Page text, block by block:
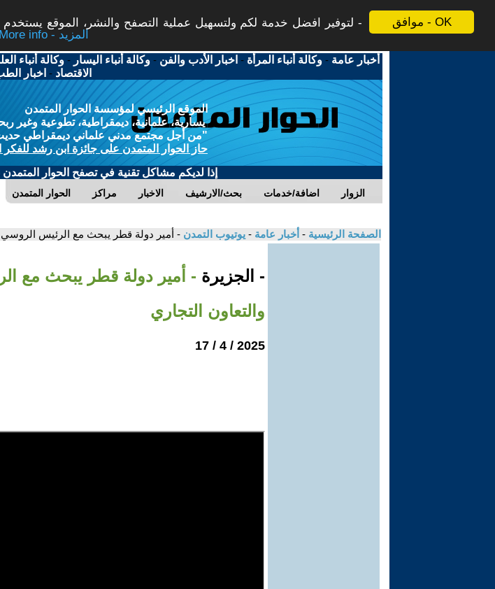
موافق - OK
لتوفير افضل خدمة لكم ولتسهيل عملية التصفح والنشر، الموقع
More info - المزيد
أخبار عامة -وكالة أنباء المرأة - اخبار الأدب والفن -وكالة أنباء اليسار -وكالة أنباء
الاقتصاد - اخبار
الموقع الرئيسي لمؤسسة الحوار المتمدن
يسارية، علمانية، ديمقراطية، تطوعية وغير
"من أجل مجتمع مدني علماني ديمقراطي حديث
حاز الحوار المتمدن على جائزة ابن رشد للفكر
إذا لديكم مشاكل تقنية في تصفح الحوار المتمدن
الحوار المتمدن مراكز الاخبار بحث/الارشيف اضافة/خدمات الزوار
الصفحة الرئيسية - أخبار عامة - يوتيوب التمدن - أمير دولة قطر يبحث مع الرئيس الروسي
- الجزيرة - أمير دولة قطر يبحث مع
والتعاون التجاري
2025 / 4 / 17